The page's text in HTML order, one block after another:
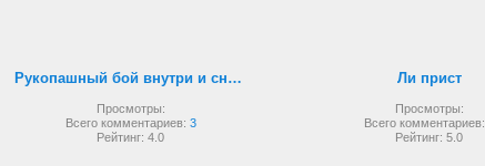
Рукопашный бой внутри и снаружи
Просмотры:
Всего комментариев: 3
Рейтинг: 4.0
Ли прист
Просмотры:
Всего комментариев:
Рейтинг: 5.0